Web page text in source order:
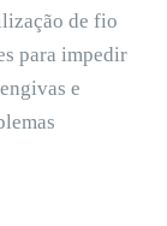
de fio
para impedir
e